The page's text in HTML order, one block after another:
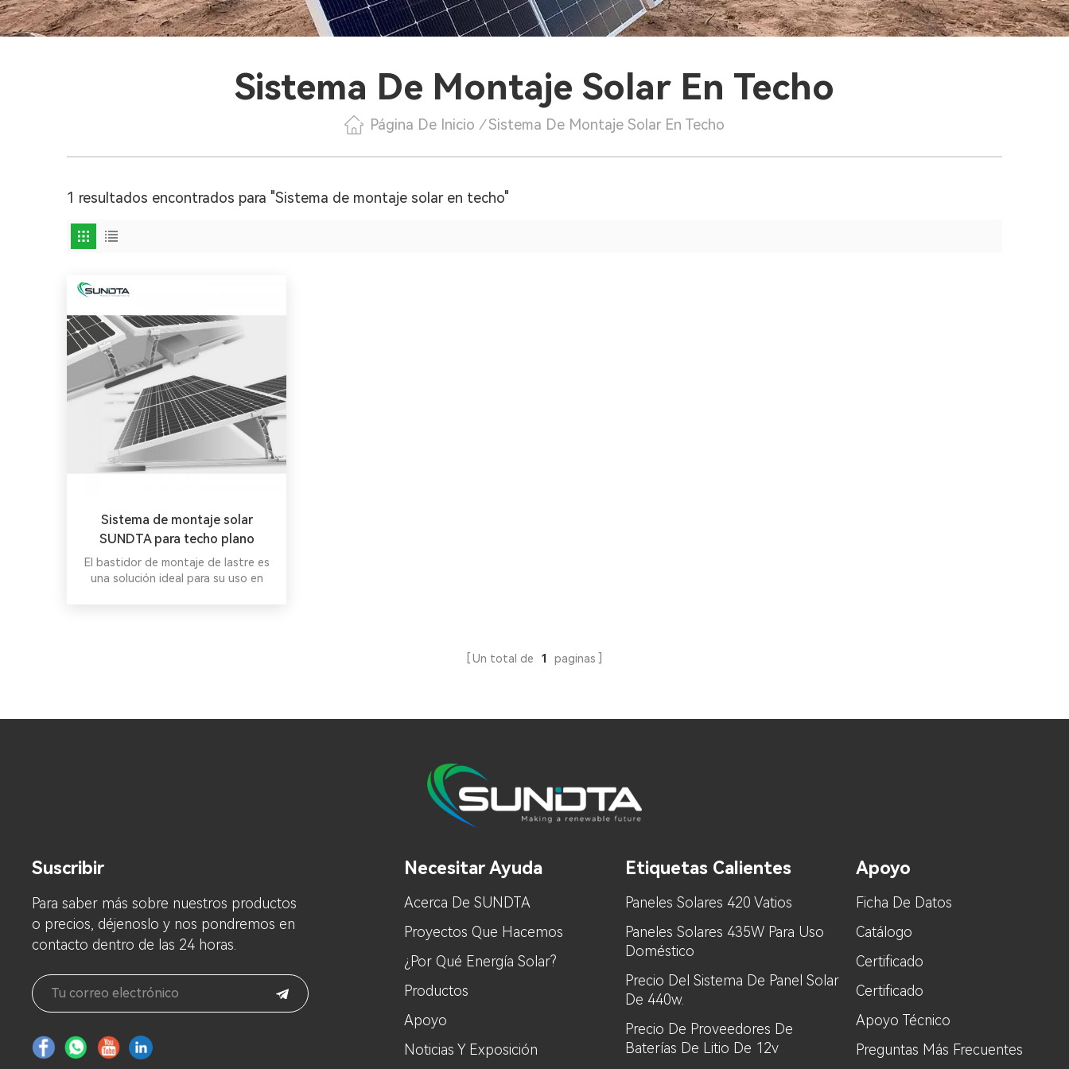
Sistema De Montaje Solar En Techo
Página De Inicio / Sistema De Montaje Solar En Techo
1 resultados encontrados para "Sistema de montaje solar en techo"
Sistema de montaje solar
SUNDTA para techo plano
El bastidor de montaje de lastre es
una solución ideal para su uso en
Un total de 1 paginas
Suscribir
Para saber más sobre nuestros productos
o precios, déjenoslo y nos pondremos en
contacto dentro de las 24 horas.
Necesitar Ayuda
Acerca De SUNDTA
Proyectos Que Hacemos
¿Por Qué Energía Solar?
Productos
Apoyo
Noticias Y Exposición
Etiquetas Calientes
Paneles Solares 420 Vatios
Paneles Solares 435W Para Uso
Doméstico
Precio Del Sistema De Panel Solar
De 440w.
Precio De Proveedores De
Baterías De Litio De 12v
Apoyo
Ficha De Datos
Catálogo
Certificado
Certificado
Apoyo Técnico
Preguntas Más Frecuentes